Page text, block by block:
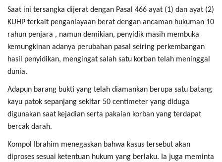
Saat ini tersangka dijerat dengan Pasal 466 ayat (1) dan ayat (2)
KUHP terkait penganiayaan berat dengan ancaman hukuman 10
rahun penjara , namun demikian, penyidik masih membuka
kemungkinan adanya perubahan pasal seiring perkembangan
hasil penyidikan, mengingat salah satu korban telah meninggal
dunia.
Adapun barang bukti yang telah diamankan berupa satu batang
kayu patok sepanjang sekitar 50 centimeter yang diduga
digunakan saat kejadian serta pakaian korban yang terdapat
bercak darah.
Kompol Ibrahim menegaskan bahwa kasus tersebut akan
diproses sesuai ketentuan hukum yang berlaku. Ia juga meminta